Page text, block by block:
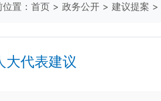
置： 首页 > 政务公开 > 建议提案 >
大代表建议